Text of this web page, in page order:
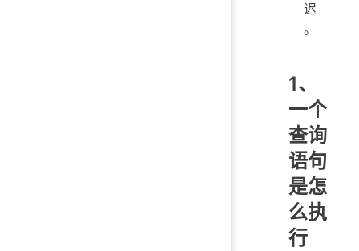
迟
。
1、
一个
查询
语句
是怎
么执
行